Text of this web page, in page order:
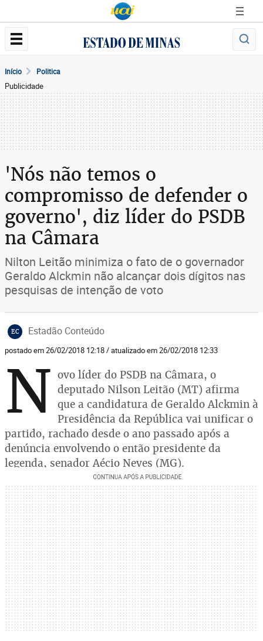
Início Politica
Publicidade
'Nós não temos o
compromisso de defender o
governo', diz líder do PSDB
na Câmara
Nilton Leitão minimiza o fato de o governador
Geraldo Alckmin não alcançar dois dígitos nas
pesquisas de intenção de voto
EC Estadão Conteúdo
postado em 26/02/2018 12:18 / atualizado em 26/02/2018 12:33
N ovo líder do PSDB na Câmara, o
deputado Nilson Leitão (MT) afirma
que a candidatura de Geraldo Alckmin à
Presidência da República vai unificar o
partido, rachado desde o ano passado após a
denúncia envolvendo o então presidente da
legenda, senador Aécio Neves (MG).